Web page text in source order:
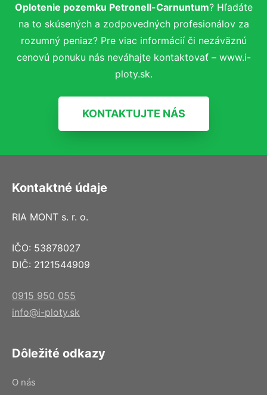
Oplotenie pozemku Petronell-Carnuntum? Hľadáte
na to skúsených a zodpovedných profesionálov za
rozumný peniaz? Pre viac informácií či nezáväznú
cenovú ponuku nás neváhajte kontaktovať – www.i-
ploty.sk.
KONTAKTUJTE NÁS
Kontaktné údaje
RIA MONT s. r. o.
IČO: 53878027
DIČ: 2121544909
0915 950 055
info@i-ploty.sk
Dôležité odkazy
O nás